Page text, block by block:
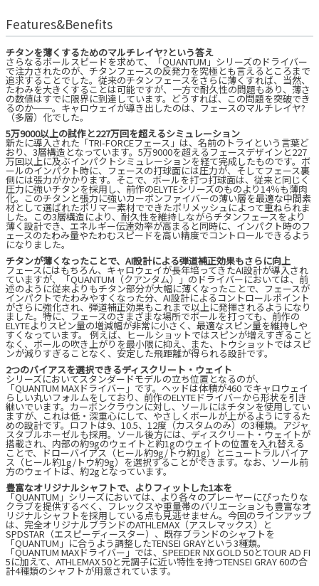
Features&Benefits
チタンを薄くするためのマルチレイヤ?という答え
さらなるボールスピードを求めて、「QUANTUM」シリーズのドライバー
で注力されたのが、チタンフェースの反発力を究極とも言えるところまで
追求することでした。従来のチタンフェースをさらに薄くすれば、当然、
たわみを大きくすることは可能ですが、一方で耐久性の問題もあり、薄さ
の数値はすでに限界に到達しています。どうすれば、この問題を突破でき
るのか──。キャロウェイが導き出したのは、フェースのマルチレイヤ?
（多層）化でした。
5万9000以上の試作と227万回を超えるシミュレーション
新たに導入された「TRI-FORCEフェース」は、名前のトライという言葉ど
おり、3層構造となっています。5万9000を超えるフェースデザインと227
万回以上に及ぶインパクトシミュレーションを経て完成したものです。ボ
ールのインパクト時に、フェースの打球面には圧力が、そしてフェース裏
側には張力がかかります。そこで、ボールを打つ打球面は、従来と同じく
圧力に強いチタンを採用し、前作のELYTEシリーズのものより14％も薄肉
化。このチタンと張力に強いカーボンファイバーの薄い層を最適な中間素
材として選ばれたポリマー素材でできたポリメッシュによって重ねられま
した。この3層構造により、耐久性を維持しながらチタンフェースをより
薄く設計でき、エネルギー伝達効率が高まると同時に、インパクト時のフ
ェースのたわみ量やたわむスピードを高い精度でコントロールできるよう
になりました。
チタンが薄くなったことで、AI設計による弾道補正効果もさらに向上
フェースにはもちろん、キャロウェイが長年培ってきたAI設計が導入され
ていますが、「QUANTUM（クアンタム）」のドライバーにおいては、前
述のように従来よりもチタン部分が大幅に薄くなったことで、フェースが
インパクトでたわみやすくなった分、AI設計によるコントロールポイント
がさらに強化され、弾道補正効果もこれまで以上に発揮されるようになり
ました。特に、フェースのさまざまな場所でボールを打っても、前作の
ELYTEよりスピン量の増減幅が非常に小さく、最適なスピン量を維持しや
すくなっています。 例えば、ヒールショットではスピンが増えすぎること
なく、ボールの吹き上がりを最小限に抑え、また、トウショットではスピ
ンが減りすぎることなく、安定した飛距離が得られる設計です。
2つのバイアスを選択できるディスクリート・ウェイト
シリーズにおいてスタンダードモデルの立ち位置となるのが、
「QUANTUM MAXドライバー」です。ヘッドは体積が460 でキャロウェイ
らしい丸いフォルムをしており、前作のELYTEドライバーから形状を引き
継いでいます。カーボンクラウンに対し、ソールにはチタンを使用してい
ますが、これは低・深重心にして、やさしくボールが上がるようにするた
めの設計です。ロフトは9、10.5、12度（カスタムのみ）の3種類。アジャ
スタブルホーゼルも採用。ソール後方には、ディスクリート・ウェイトが
搭載され、内部の約9gのウェイトと約1gのウェイトの位置を入れ替える
ことで、ドローバイアス（ヒール約9g/トウ約1g）とニュートラルバイア
ス（ヒール約1g/トウ約9g）を選択することができます。なお、ソール前
方のウェイトは、約2gとなっています。
豊富なオリジナルシャフトで、よりフィットした1本を
「QUANTUM」シリーズにおいては、より各々のプレーヤーにぴったりな
クラブを提供するべく、フレックスや重量帯のバリエーションも豊富なオ
リジナルシャフトを採用している点も見逃せません。今回のラインアップ
は、完全オリジナルブランドのATHLEMAX（アスレマックス）と
SPDSTAR（エスピーディースター）、既存ブランドのシャフトを
「QUANTUM」に合うよう調整したTENSEI GRAYという3種類。
「QUANTUM MAXドライバー」では、SPEEDER NX GOLD 50とTOUR AD FI
5に加えて、ATHLEMAX 50と元調子に近い特性を持つTENSEI GRAY 60の合
計4種類のシャフトが用意されています。